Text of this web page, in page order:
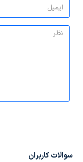
سوالات کاربران